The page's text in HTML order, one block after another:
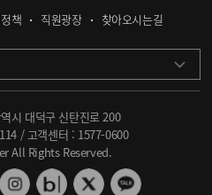
책 직원광장 찾아오시는길
시 대덕구 신탄진로 200
/ 고객센터 : 1577-0600
All Rights Reserved.